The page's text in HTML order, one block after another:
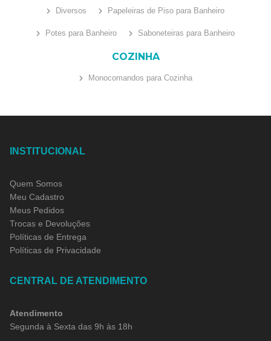
Diversos Papeleiras de Piso para Banheiro
Potes para Banheiro Saboneteiras para Banheiro
COZINHA
Monocomandos para Cozinha
INSTITUCIONAL
Quem Somos
Meu Cadastro
Meus Pedidos
Trocas e Devoluções
Políticas de Entrega
Políticas de Privacidade
CENTRAL DE ATENDIMENTO
Atendimento
Segunda à Sexta das 9h às 18h